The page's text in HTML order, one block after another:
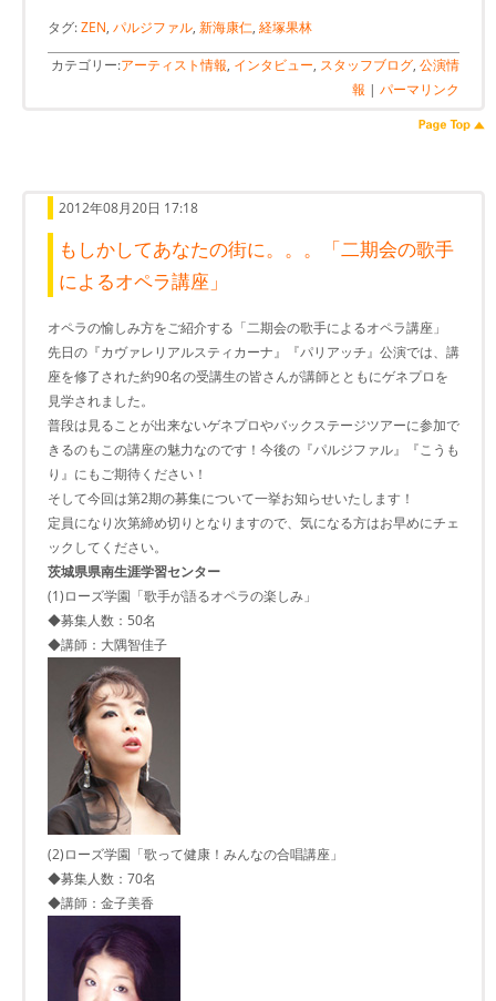
タグ:ZEN, パルジファル, 新海康仁, 経塚果林
カテゴリー:アーティスト情報, インタビュー, スタッフブログ, 公演情
報 | パーマリンク
2012年08月20日 17:18
もしかしてあなたの街に。。。「二期会の歌手
によるオペラ講座」
オペラの愉しみ方をご紹介する「二期会の歌手によるオペラ講座」
先日の『カヴァレリアルスティカーナ』『パリアッチ』公演では、講
座を修了された約90名の受講生の皆さんが講師とともにゲネプロを
見学されました。
普段は見ることが出来ないゲネプロやバックステージツアーに参加で
きるのもこの講座の魅力なのです！今後の『パルジファル』『こうも
り』にもご期待ください！
そして今回は第2期の募集について一挙お知らせいたします！
定員になり次第締め切りとなりますので、気になる方はお早めにチェ
ックしてください。
茨城県県南生涯学習センター
(1)ローズ学園「歌手が語るオペラの楽しみ」
◆募集人数：50名
◆講師：大隅智佳子
(2)ローズ学園「歌って健康！みんなの合唱講座」
◆募集人数：70名
◆講師：金子美香